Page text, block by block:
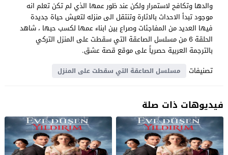
والدها وتكافح لاستمرار ولكن عند ظور عمها الذي لم تكن تعلم انه
موجود تبدأ الاحداث بالاثارة وتنتقل الى منزله لتعيش حياة جديدة
فيها العديد من المفاجئات وصراع بين ابناء عمها لكسب حبها ، شاهد
الحلقة 6 من مسلسل الصاعقة التي سقطت على المنزل التركي
بالترجمة العربية حصرياً على موقع قصة عشق.
تصنيفات
مسلسل الصاعقة التي سقطت على المنزل
فيديوهات ذات صلة